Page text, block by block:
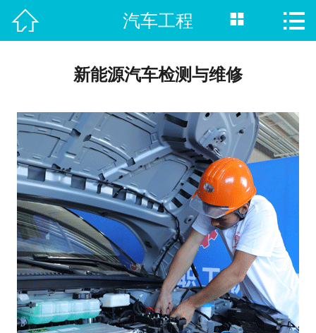
首页
职校单招
新闻资讯
招生计划
在线报名
就业指南
联系我们
 汽车工程  
新能源汽车检测与维修